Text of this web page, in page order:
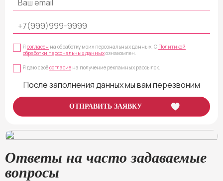
Наша школа— ваш проводник в мир удовольствия и гармонии с собой.
Я согласен на обработку моих персональных данных. С Политикой
обработки персональных данныхознакомлен.
Я даю своёсогласие на получение рекламных рассылок.
После заполнения данных мы вам перезвоним
Ответы на часто задаваемые
вопросы